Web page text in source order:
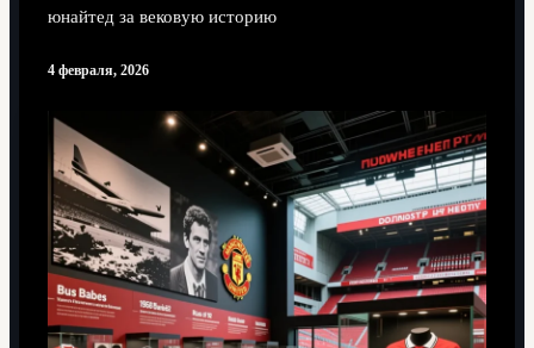
юнайтед за вековую историю
4 февраля, 2026